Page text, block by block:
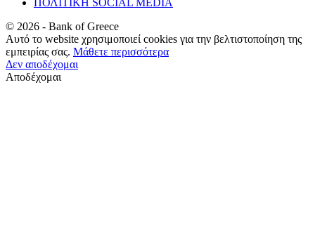
© 2026 - Bank of Greece
Αυτό το website χρησιμοποιεί cookies για την βελτιστοποίηση της
εμπειρίας σας. Μάθετε περισσότερα
Δεν αποδέχομαι
Αποδέχομαι